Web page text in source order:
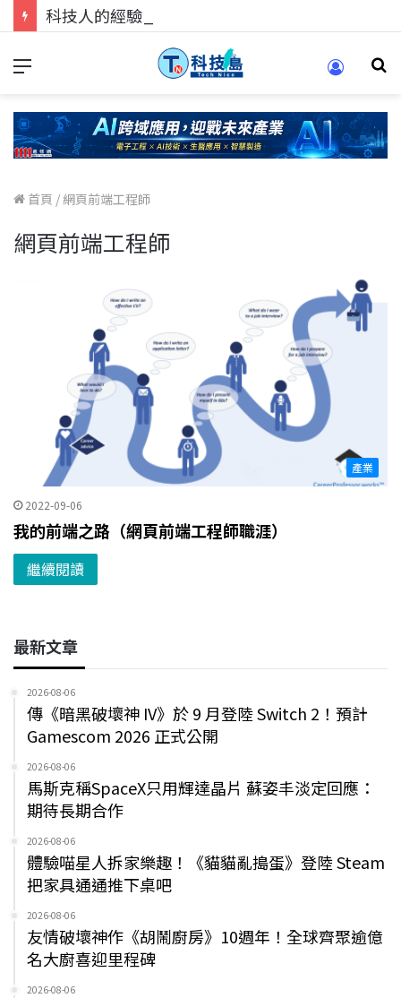
首頁 / 網頁前端工程師
網頁前端工程師
產業
2022-09-06
我的前端之路（網頁前端工程師職涯）
繼續閱讀
最新文章
2026-08-06
傳《暗黑破壞神 IV》於 9 月登陸 Switch 2！預計
Gamescom 2026 正式公開
2026-08-06
馬斯克稱SpaceX只用輝達晶片 蘇姿丰淡定回應：
期待長期合作
2026-08-06
體驗喵星人拆家樂趣！《貓貓亂搗蛋》登陸 Steam
把家具通通推下桌吧
2026-08-06
友情破壞神作《胡鬧廚房》10週年！全球齊聚逾億
名大廚喜迎里程碑
2026-08-06